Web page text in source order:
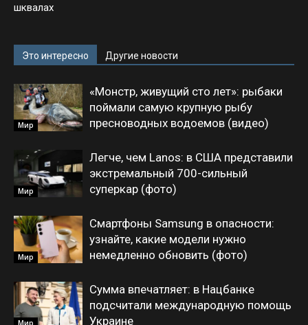
шквалах
Это интересно Другие новости
Мир
«Монстр, живущий сто лет»: рыбаки
поймали самую крупную рыбу
пресноводных водоемов (видео)
Мир
Легче, чем Lanos: в США представили
экстремальный 700-сильный
суперкар (фото)
Мир
Смартфоны Samsung в опасности:
узнайте, какие модели нужно
немедленно обновить (фото)
Мир
Сумма впечатляет: в Нацбанке
подсчитали международную помощь
Украине